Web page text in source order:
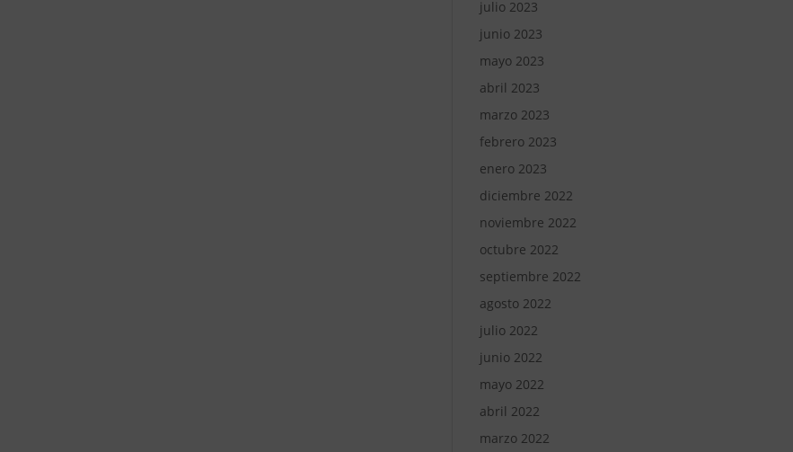
julio 2023
junio 2023
mayo 2023
abril 2023
marzo 2023
febrero 2023
enero 2023
diciembre 2022
noviembre 2022
octubre 2022
septiembre 2022
agosto 2022
julio 2022
junio 2022
mayo 2022
abril 2022
marzo 2022